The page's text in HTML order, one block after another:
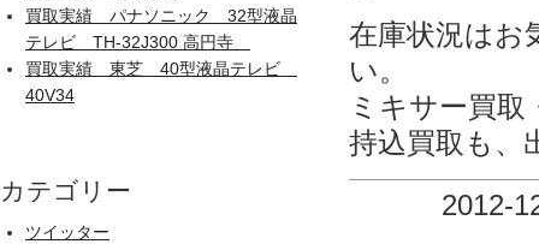
在庫状況はお
い。
ミキサー買
持込買取も、
2012-
買取実績 パナソニック 32型液晶
テレビ TH-32J300 高円寺
買取実績 東芝 40型液晶テレビ
40V34
カテゴリー
ツイッター